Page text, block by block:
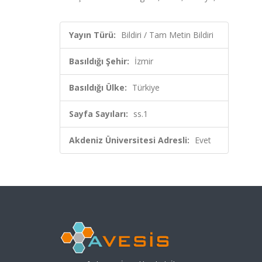
Yayın Türü: Bildiri / Tam Metin Bildiri
Basıldığı Şehir: İzmir
Basıldığı Ülke: Türkiye
Sayfa Sayıları: ss.1
Akdeniz Üniversitesi Adresli: Evet